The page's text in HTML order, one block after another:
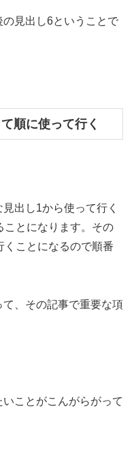
見出し6ということで
順に使って行く
出し1から使って行く
ことになります。その
ことになるので順番
、その記事で重要な項
ことがこんがらがって